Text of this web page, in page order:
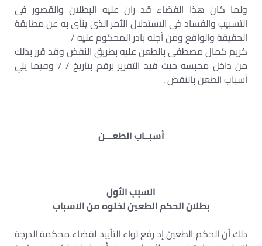
ولما كان هذا القضاء قد ران عليه البطلان والقصور فى
التسبيب والفساد فى الاستدلال الأمر الذى ينأى به عن مطابقة
الحقيقة والواقع ومن أجله بادر المحكوم عليه /
كريم كمال مصطفى بالطعن عليه بطريق النقض وقد قرر بذلك
من داخل محبسه حيث قيد التقرير برقم بتاريخ / / وفيما يلي
أسباب الطعن بالنقض .
أسبــاب الطعـــن
السبب الأول
بطلان الحكم الطعين لخلوه من الاسباب
ذلك أن الحكم الطعين إذ رفع لواء التأييد لقضاء محكمة الدرجة